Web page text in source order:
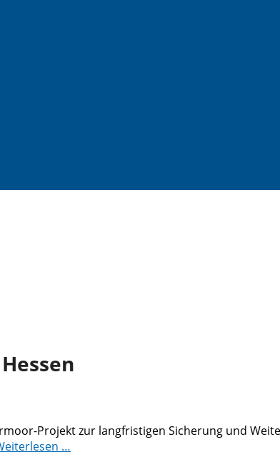
Projekt zur langfristigen Sicherung und
…